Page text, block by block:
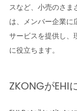
スなど、小売のさま
は、メンバー企業
サービスを提供し、
に役立ちます。
ZKONGがEHI